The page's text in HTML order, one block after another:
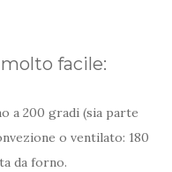
facile:
a 200 gradi (sia parte
o ventilato: 180
da forno.